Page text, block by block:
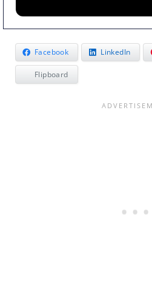
Facebook LinkedIn
Flipboard